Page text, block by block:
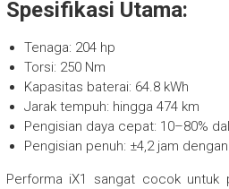
Spesifikasi Utama:
Tenaga: 204 hp
Torsi: 250 Nm
Kapasitas baterai: 64.8 kWh
Jarak tempuh: hingga 474 km
Pengisian daya cepat: 10–80%
Pengisian penuh: ±4,2 jam
Performa iX1 sangat cocok untuk